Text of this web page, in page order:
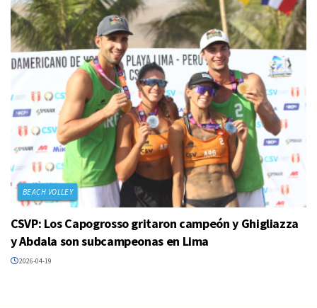
BEACH VOLLEY
CSVP: Los Capogrosso gritaron campeón y Ghigliazza
y Abdala son subcampeonas en Lima
2026-04-19